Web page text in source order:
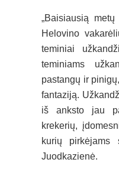
„Baisiausią
Helovino
teminiai
teminiams
pastangų ir
fantaziją.
iš anksto jau
krekerių,
kurių pirkėjams
Juodkazienė.